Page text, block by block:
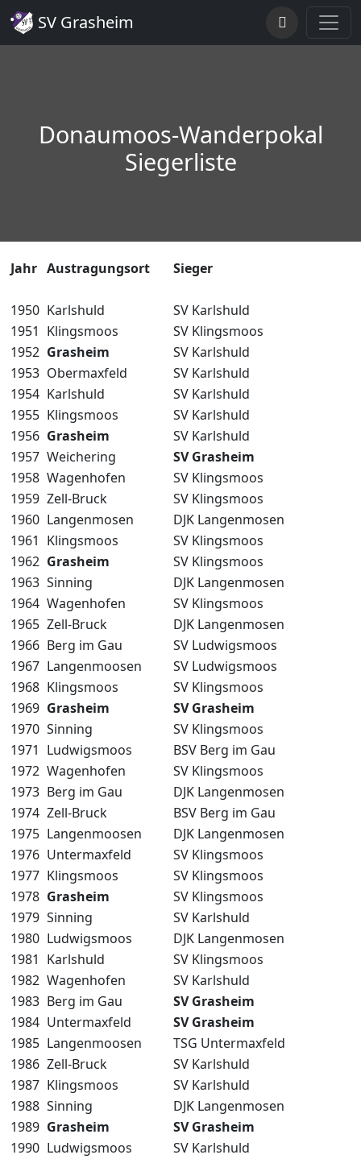
SV Grasheim
Donaumoos-Wanderpokal
Siegerliste
Jahr Austragungsort Sieger
1950 Karlshuld
SV Karlshuld
1951 Klingsmoos
SV Klingsmoos
1952 Grasheim
SV Karlshuld
1953 Obermaxfeld
SV Karlshuld
1954 Karlshuld
SV Karlshuld
1955 Klingsmoos
SV Karlshuld
1956 Grasheim
SV Karlshuld
1957 Weichering
SV Grasheim
1958 Wagenhofen
SV Klingsmoos
1959 Zell-Bruck
SV Klingsmoos
1960 Langenmosen
DJK Langenmosen
1961 Klingsmoos
SV Klingsmoos
1962 Grasheim
SV Klingsmoos
1963 Sinning
DJK Langenmosen
1964 Wagenhofen
SV Klingsmoos
1965 Zell-Bruck
DJK Langenmosen
1966 Berg im Gau
SV Ludwigsmoos
1967 Langenmoosen
SV Ludwigsmoos
1968 Klingsmoos
SV Klingsmoos
1969 Grasheim
SV Grasheim
1970 Sinning
SV Klingsmoos
1971 Ludwigsmoos
BSV Berg im Gau
1972 Wagenhofen
SV Klingsmoos
1973 Berg im Gau
DJK Langenmosen
1974 Zell-Bruck
BSV Berg im Gau
1975 Langenmoosen
DJK Langenmosen
1976 Untermaxfeld
SV Klingsmoos
1977 Klingsmoos
SV Klingsmoos
1978 Grasheim
SV Klingsmoos
1979 Sinning
SV Karlshuld
1980 Ludwigsmoos
DJK Langenmosen
1981 Karlshuld
SV Klingsmoos
1982 Wagenhofen
SV Karlshuld
1983 Berg im Gau
SV Grasheim
1984 Untermaxfeld
SV Grasheim
1985 Langenmoosen
TSG Untermaxfeld
1986 Zell-Bruck
SV Karlshuld
1987 Klingsmoos
SV Karlshuld
1988 Sinning
DJK Langenmosen
1989 Grasheim
SV Grasheim
1990 Ludwigsmoos
SV Karlshuld